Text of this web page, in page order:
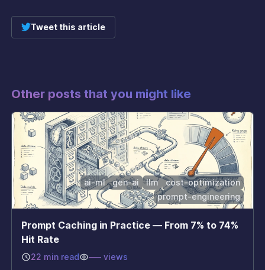
Tweet this article
Other posts that you might like
ai-ml gen-ai llm
cost-optimization
prompt-engineering
Prompt Caching in Practice — From 7% to 74%
Hit Rate
22 min read –––views